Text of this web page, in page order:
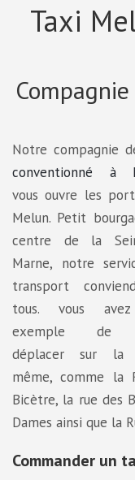
Taxi
Notre compagnie
conventionné à
vous ouvre les
Melun. Petit
centre de la
Marne, notre
transport
tous. vous
exemple de
déplacer sur la
même, comme la
Bicètre, la rue des
Dames ainsi que la
Commander un